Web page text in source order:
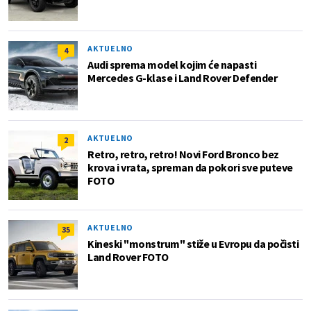
4 AKTUELNO
Audi sprema model kojim će napasti
Mercedes G-klase i Land Rover Defender
2 AKTUELNO
Retro, retro, retro! Novi Ford Bronco bez
krova i vrata, spreman da pokori sve puteve
FOTO
35 AKTUELNO
Kineski "monstrum" stiže u Evropu da počisti
Land Rover FOTO